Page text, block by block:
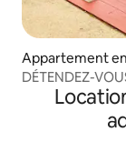
Appartement
DÉTENDEZ-